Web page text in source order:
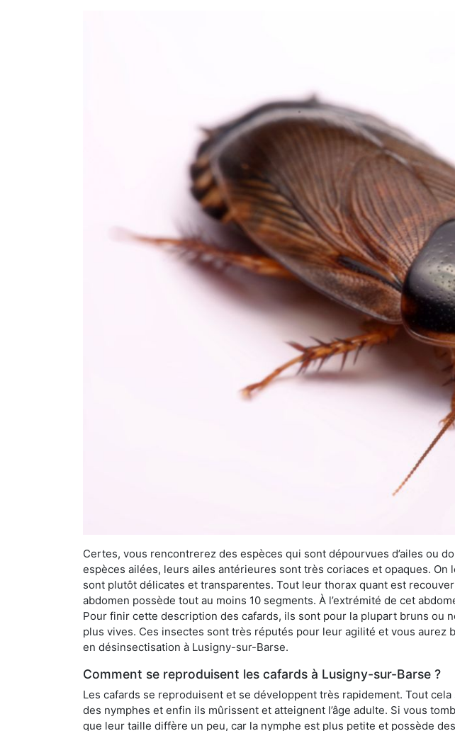
Certes, vous rencontrerez des espèces qui sont dépourvues d’ailes ou
espèces ailées, leurs ailes antérieures sont très coriaces et opaques.
sont plutôt délicates et transparentes. Tout leur thorax quant est
abdomen possède tout au moins 10 segments. À l’extrémité de cet
Pour finir cette description des cafards, ils sont pour la plupart bruns ou
plus vives. Ces insectes sont très réputés pour leur agilité et vous aurez
en désinsectisation à Lusigny-sur-Barse.
Comment se reproduisent les cafards à Lusigny-sur-Barse ?
Les cafards se reproduisent et se développent très rapidement. Tout
des nymphes et enfin ils mûrissent et atteignent l’âge adulte. Si vous
que leur taille diffère un peu, car la nymphe est plus petite et possède